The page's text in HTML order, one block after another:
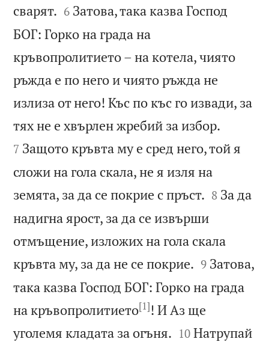
сварят. 

6 Затова, така казва Господ
БОГ: Горко на града на
кръвопролитието – на котела, чиято
ръжда е по него и чиято ръжда не
излиза от него! Къс по къс го извади, за
тях не е хвърлен жребий за избор.
7 Защото кръвта му е сред него, той я
сложи на гола скала, не я изля на
земята, за да се покрие с пръст. 

8 За да
надигна ярост, за да се извърши
отмъщение, изложих на гола скала
кръвта му, за да не се покрие. 

9 Затова,
така казва Господ БОГ: Горко на града
на кръвопролитието[1]! И Аз ще
уголемя кладата за огъня. 

10 Натрупай